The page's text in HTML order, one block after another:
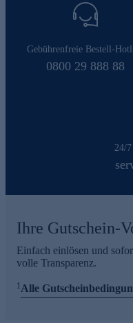
Gebührenfreie Bestell-
0800 29 888 88
24/
Ihre Gutschein-
Einfach einlösen und
volle Transparenz.
1Alle